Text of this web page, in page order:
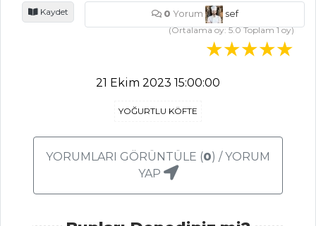
Şeftalili ve
Cevizli Pasta Tarifi,
Tüm Tarifleri
ÇORBALAR
Çorbası Tarifi, Nasıl
Kaydet 0 Yorum
sef
(Ortalama oy:5.0Toplam1oy)
21 Ekim 2023 15:00:00
YOĞURTLU KÖFTE
YORUMLARI GÖRÜNTÜLE (0) / YORUM
YAP